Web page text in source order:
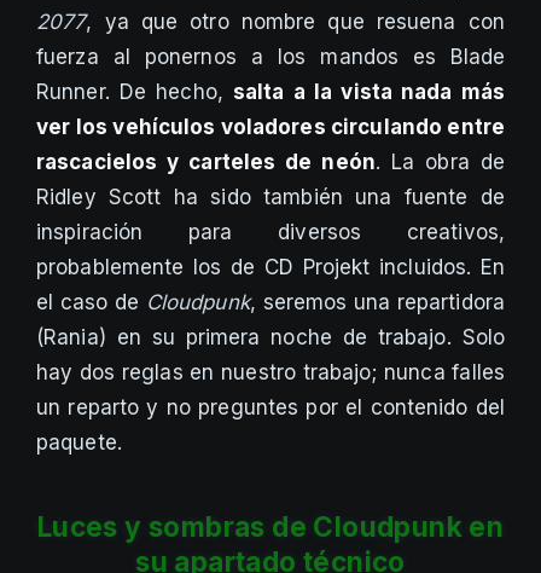
2077, ya que otro nombre que resuena con
fuerza al ponernos a los mandos es Blade
Runner. De hecho,salta a la vista nada más
ver los vehículos voladores circulando entre
rascacielos y carteles de neón. La obra de
Ridley Scott ha sido también una fuente de
inspiración para diversos creativos,
probablemente los de CD Projekt incluidos. En
el caso de Cloudpunk, seremos una repartidora
(Rania) en su primera noche de trabajo. Solo
hay dos reglas en nuestro trabajo; nunca falles
un reparto y no preguntes por el contenido del
paquete.
Luces y sombras de Cloudpunk en
su apartado técnico